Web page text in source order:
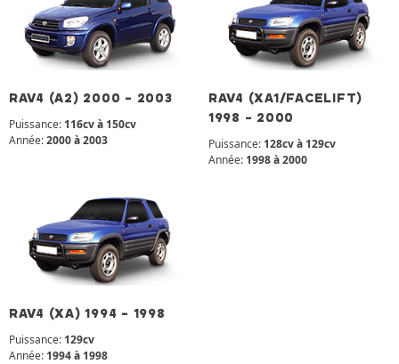
RAV4 (A2) 2000 - 2003
Puissance: 116cv à 150cv
Année:2000 à 2003
RAV4 (XA1/FACELIFT)
1998 - 2000
Puissance: 128cv à 129cv
Année: 1998 à 2000
RAV4 (XA) 1994 - 1998
Puissance: 129cv
Année: 1994 à 1998